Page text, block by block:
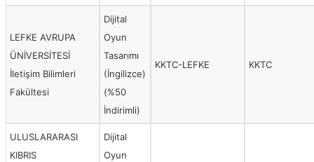
LEFKE AVRUPA
ÜNİVERSİTESİ
İletişim Bilimleri
Fakültesi
Dijital
Oyun
Tasarımı
(İngilizce)
(%50
İndirimli)
KKTC-LEFKE KKTC
ULUSLARARASI
KIBRIS
Dijital
Oyun